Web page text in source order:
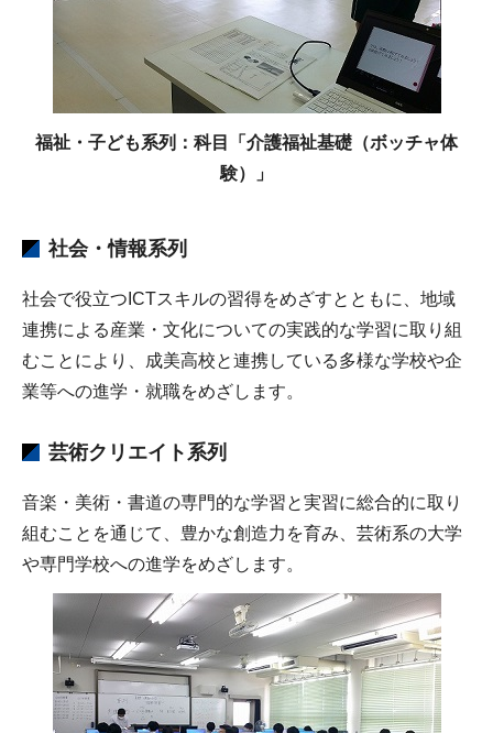
福祉・子ども系列：科目「介護福祉基礎（ボッチャ体
験）」
社会・情報系列
社会で役立つICTスキルの習得をめざすとともに、地域
連携による産業・文化についての実践的な学習に取り組
むことにより、成美高校と連携している多様な学校や企
業等への進学・就職をめざします。
芸術クリエイト系列
音楽・美術・書道の専門的な学習と実習に総合的に取り
組むことを通じて、豊かな創造力を育み、芸術系の大学
や専門学校への進学をめざします。